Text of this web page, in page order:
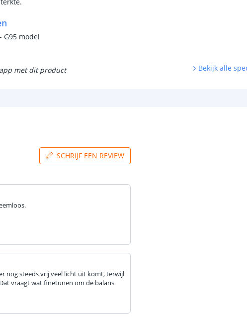
G95 model
met dit product Bekijk alle
SCHRIJF EEN REVIEW
nog steeds vrij veel licht uit komt, terwijl
vraagt wat finetunen om de balans